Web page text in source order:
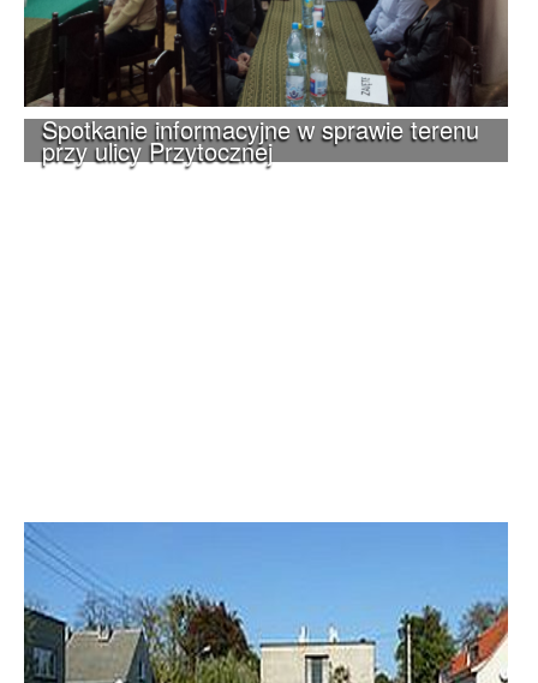
Spotkanie informacyjne w sprawie terenu
przy ulicy Przytocznej